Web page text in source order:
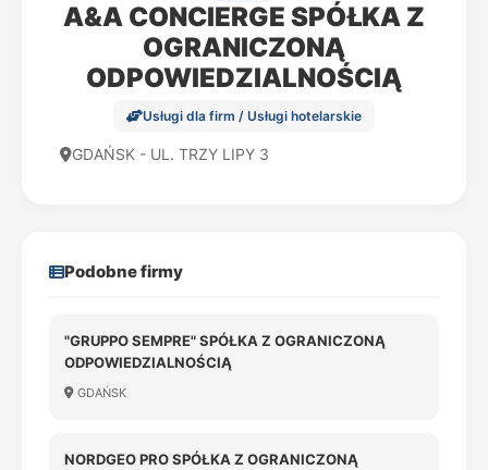
A&A CONCIERGE SPÓŁKA Z
OGRANICZONĄ
ODPOWIEDZIALNOŚCIĄ
Usługi dla firm / Usługi hotelarskie
GDAŃSK - UL. TRZY LIPY 3
Podobne firmy
"GRUPPO SEMPRE" SPÓŁKA Z OGRANICZONĄ
ODPOWIEDZIALNOŚCIĄ
GDAŃSK
NORDGEO PRO SPÓŁKA Z OGRANICZONĄ